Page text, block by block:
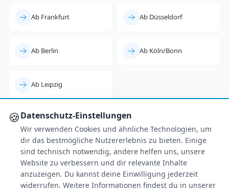
Ab Frankfurt Ab Düsseldorf
Ab Berlin Ab Köln/Bonn
Ab Leipzig
🍪Datenschutz-Einstellungen
Wir verwenden Cookies und ähnliche Technologien, um
dir das bestmögliche Nutzererlebnis zu bieten. Einige
sind technisch notwendig, andere helfen uns, unsere
Website zu verbessern und dir relevante Inhalte
anzuzeigen. Du kannst deine Einwilligung jederzeit
widerrufen. Weitere Informationen findest du in unserer